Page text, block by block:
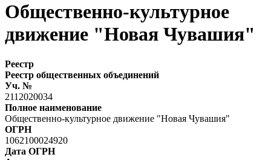
Общественно-культурное
движение "Новая Чувашия"
Реестр
Реестр общественных объединений
Уч. №
2112020034
Полное наименование
Общественно-культурное движение "Новая Чувашия"
ОГРН
1062100024920
Дата ОГРН